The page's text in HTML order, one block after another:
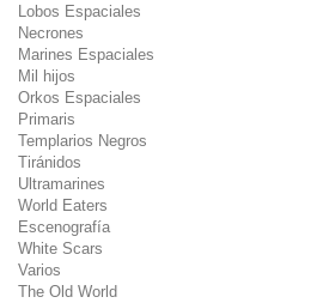
Lobos Espaciales
Necrones
Marines Espaciales
Mil hijos
Orkos Espaciales
Primaris
Templarios Negros
Tiránidos
Ultramarines
World Eaters
Escenografía
White Scars
Varios
The Old World